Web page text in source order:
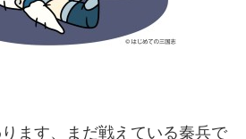
ます、まだ戦えている秦兵で